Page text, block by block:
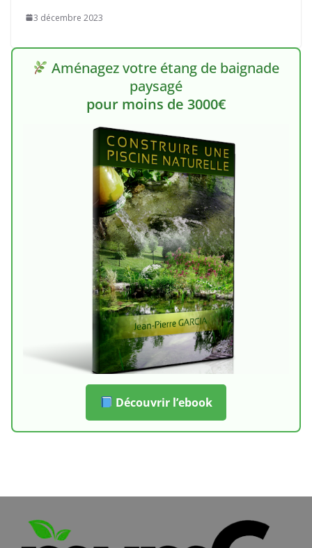
3 décembre 2023
Aménagez votre étang de baignade
paysagé
pour moins de 3000€
Découvrir l’ebook